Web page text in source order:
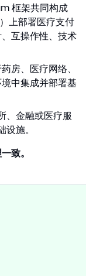
框架共同构成
上部署医疗支付
互操作性、技术
房、医疗网络、
中集成并部署基
、金融或医疗服
施。
致。